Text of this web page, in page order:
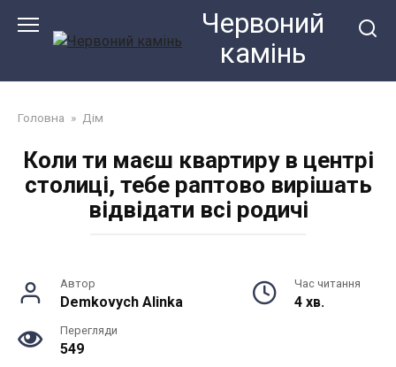
Червоний
камiнь
Головна » Дім
Коли ти маєш квартиру в центрі
столиці, тебе раптово вирішать
відвідати всі родичі
Автор
Demkovych Alinka
Час читання
4 хв.
Перегляди
549